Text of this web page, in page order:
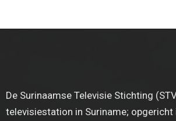
De Surinaamse Televisie Stichting
televisiestation in Suriname;